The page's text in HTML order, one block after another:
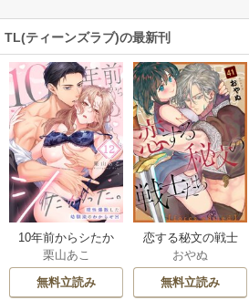
TL(ティーンズラブ)の最新刊
10年前からシたか
った。～理性爆散
した幼馴染のわか
らせＨ 12巻
栗山あこ
無料立読み
恋する秘文の戦士
たち【forcs edite
d】 43-44巻
おやぬ
無料立読み